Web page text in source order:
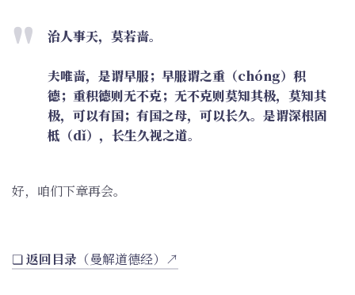
治人事天，莫若啬。
夫唯啬，是谓早服；早服谓之重（chóng）积
德；重积德则无不克；无不克则莫知其极，莫知其
极，可以有国；有国之母，可以长久。是谓深根固
柢（dǐ），长生久视之道。
好，咱们下章再会。
❏返回目录 （曼解道德经）↗